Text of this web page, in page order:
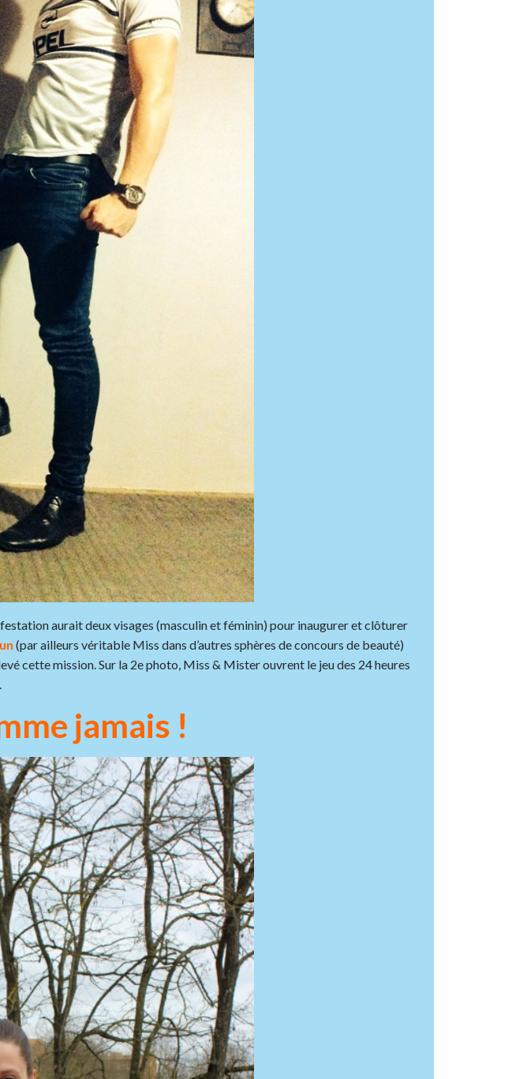
aurait deux visages (masculin et féminin) pour inaugurer et clôturer
(par ailleurs véritable Miss dans d’autres sphères de concours de beauté)
cette mission. Sur la 2e photo, Miss & Mister ouvrent le jeu des 24 heures
jamais !